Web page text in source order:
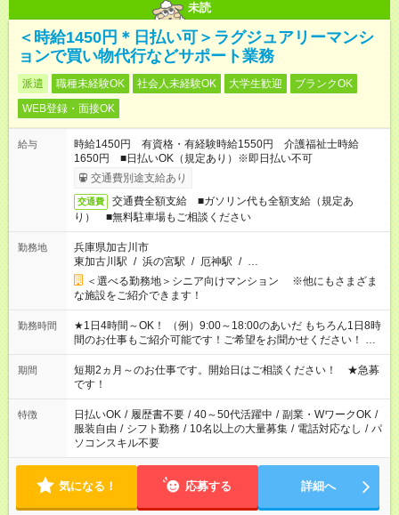
未読
＜時給1450円＊日払い可＞ラグジュアリーマンシ
ョンで買い物代行などサポート業務
派遣 職種未経験OK 社会人未経験OK 大学生歓迎
ブランクOK
WEB登録・面接OK
給与
時給1450円 有資格・有経験時給1550円 介護福祉士時給
1650円 ■日払いOK（規定あり）※即日払い不可
交通費別途支給あり
交通費
交通費全額支給 ■ガソリン代も全額支給（規定あ
り） ■無料駐車場もご相談ください
勤務地
兵庫県加古川市
東加古川駅 / 浜の宮駅 / 厄神駅 / …
＜選べる勤務地＞シニア向けマンション ※他にもさまざま
な施設をご紹介できます！
勤務時間
★1日4時間～OK！ （例）9:00～18:00のあいだ もちろん1日8時
間のお仕事もご紹介可能です！ご希望をお聞かせください！ ★
家庭の都合でお休みが必要な場合も遠慮なくご相談ください。
※週最低15時間以上の勤務が必要です
期間
短期2ヵ月～のお仕事です。開始日はご相談ください！ ★急募
です！
特徴 日払いOK / 履歴書不要 / 40～50代活躍中 / 副業・WワークOK /
服装自由 / シフト勤務 / 10名以上の大量募集 / 電話対応なし / パ
ソコンスキル不要
気になる！ 応募する 詳細へ